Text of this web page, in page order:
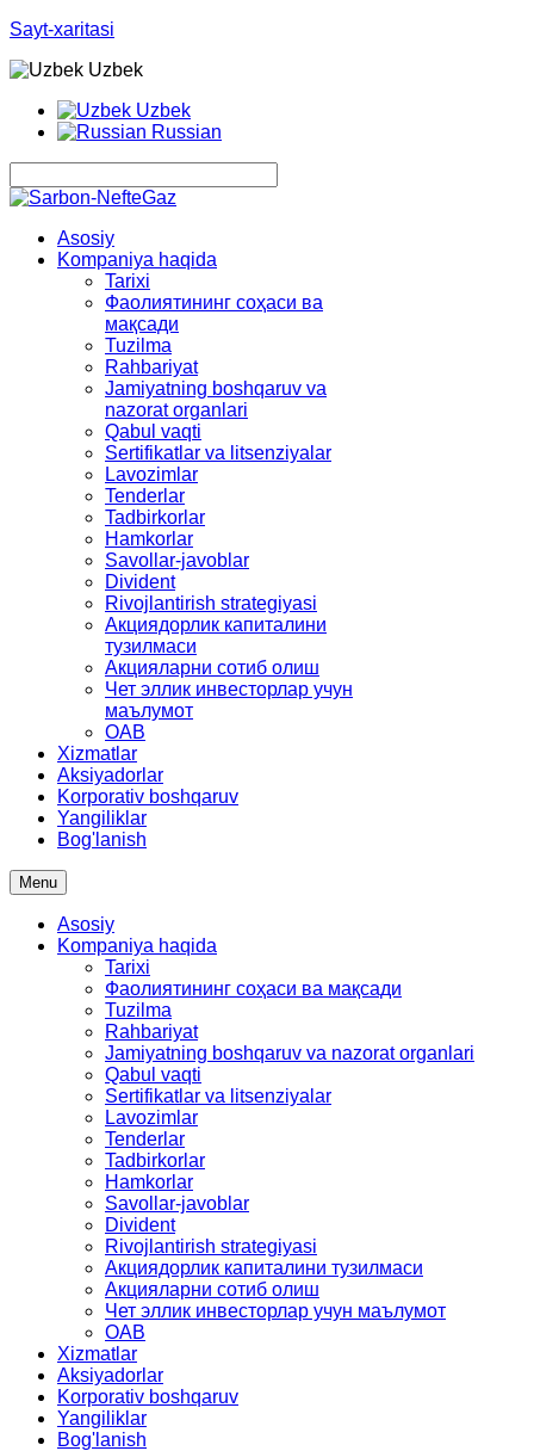
Sayt-xaritasi
Uzbek
Uzbek
Russian
Asosiy
Kompaniya haqida
Tarixi
Фаолиятининг соҳаси ва
мақсади
Tuzilma
Rahbariyat
Jamiyatning boshqaruv va
nazorat organlari
Qabul vaqti
Sertifikatlar va litsenziyalar
Lavozimlar
Tenderlar
Tadbirkorlar
Hamkorlar
Savollar-javoblar
Divident
Rivojlantirish strategiyasi
Акциядорлик капиталини
тузилмаси
Акцияларни сотиб олиш
Чет эллик инвесторлар учун
маълумот
OAB
Xizmatlar
Aksiyadorlar
Korporativ boshqaruv
Yangiliklar
Bog'lanish
Menu
Asosiy
Kompaniya haqida
Tarixi
Фаолиятининг соҳаси ва мақсади
Tuzilma
Rahbariyat
Jamiyatning boshqaruv va nazorat organlari
Qabul vaqti
Sertifikatlar va litsenziyalar
Lavozimlar
Tenderlar
Tadbirkorlar
Hamkorlar
Savollar-javoblar
Divident
Rivojlantirish strategiyasi
Акциядорлик капиталини тузилмаси
Акцияларни сотиб олиш
Чет эллик инвесторлар учун маълумот
OAB
Xizmatlar
Aksiyadorlar
Korporativ boshqaruv
Yangiliklar
Bog'lanish